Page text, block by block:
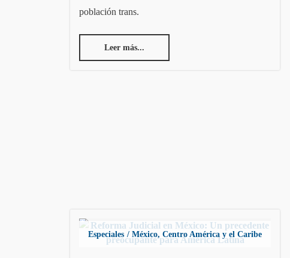
población trans.
Leer más...
Especiales México, Centro América y el Caribe